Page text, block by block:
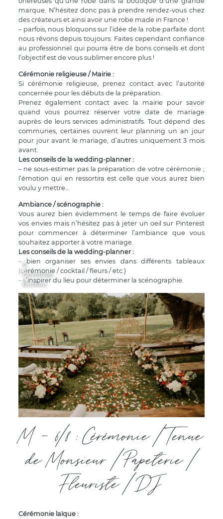
marque. N’hésitez donc pas à prendre rendez-vous chez
des créateurs et ainsi avoir une robe made in France !
– parfois, nous bloquons sur l’idée de la robe parfaite dont
nous rêvons depuis toujours. Faites cependant confiance
au professionnel qui pourra être de bons conseils et dont
l’objectif est de vous sublimer encore plus !
Cérémonie religieuse / Mairie :
Si cérémonie religieuse, prenez contact avec l’autorité
concernée pour les débuts de la préparation.
Prenez également contact avec la mairie pour savoir
quand vous pourrez réserver votre date de mariage
auprès de leurs services administratifs. Tout dépend des
communes, certaines ouvrent leur planning un an jour
pour jour avant le mariage, d’autres uniquement 3 mois
avant.
Les conseils de la wedding-planner :
– ne sous-estimer pas la préparation de votre cérémonie ;
l’émotion qui en ressortira est celle que vous aurez bien
voulu y mettre…
Ambiance / scénographie :
Vous aurez bien évidemment le temps de faire évoluer
vos envies mais n’hésitez pas à jeter un oeil sur Pinterest
pour commencer à déterminer l’ambiance que vous
souhaitez apporter à votre mariage.
Les conseils de la wedding-planner :
– bien organiser ses envies dans différents tableaux
(cérémonie / cocktail / fleurs / etc.)
– s’inspirer du lieu pour déterminer la scénographie.
©
Dorothée
Buteau
M - 6/8 : Cérémonie / Tenue
de Monsieur / Papeterie /
Fleuriste / DJ
Cérémonie laïque :